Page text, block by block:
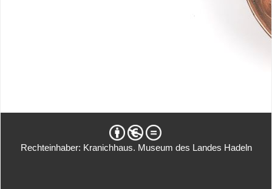
Rechteinhaber: Kranichhaus. Museum des Landes Hadeln